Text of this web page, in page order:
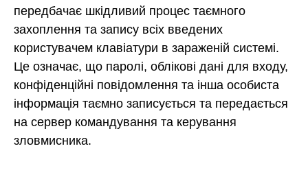
передбачає шкідливий процес таємного
захоплення та запису всіх введених
користувачем клавіатури в зараженій системі.
Це означає, що паролі, облікові дані для входу,
конфіденційні повідомлення та інша особиста
інформація таємно записується та передається
на сервер командування та керування
зловмисника.